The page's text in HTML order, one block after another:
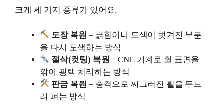
크게 세 가지 종류가 있어요.
도장 복원 – 긁힘이나 도색이 벗겨진 부분
을 다시 도색하는 방식
절삭(컷팅) 복원 – CNC 기계로 휠 표면을
깎아 광택 처리하는 방식
판금 복원 – 충격으로 찌그러진 휠을 두드
려 펴는 방식